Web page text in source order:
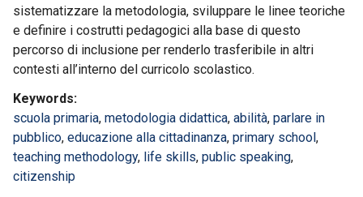
sistematizzare la metodologia, sviluppare le linee teoriche
e definire i costrutti pedagogici alla base di questo
percorso di inclusione per renderlo trasferibile in altri
contesti all’interno del curricolo scolastico.
Keywords
scuola primaria, metodologia didattica, abilità, parlare in
pubblico, educazione alla cittadinanza, primary school,
teaching methodology, life skills, public speaking,
citizenship